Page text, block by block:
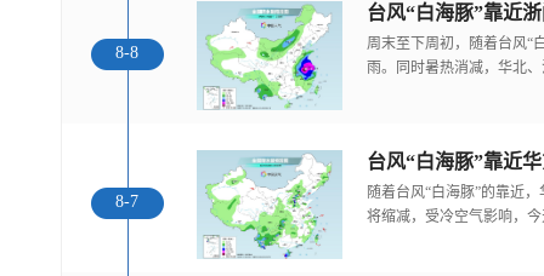
8-8
台风“白海豚”靠近
周末至下周初，随着台风“
雨。同时暑热消减，华北
8-7
随着台风“白海豚”的靠近
将缩减，受冷空气影响，